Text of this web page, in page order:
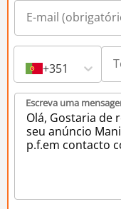
+351
Escreva uma